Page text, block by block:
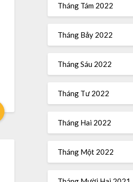
Tháng Tám 2022
Tháng Bảy 2022
Tháng Sáu 2022
Tháng Tư 2022
Tháng Hai 2022
Tháng Một 2022